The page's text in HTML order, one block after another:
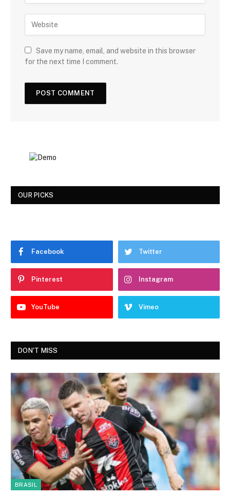
Save my name, email, and website in this browser
for the next time I comment.
OUR PICKS
Facebook Twitter
Pinterest Instagram
YouTube Vimeo
DON'T MISS
BRASIL